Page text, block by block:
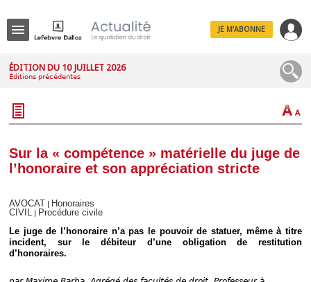
JE M'ABONNE
ÉDITION DU 10 JUILLET 2026
Éditions précédentes
Sur la « compétence » matérielle du juge de
l’honoraire et son appréciation stricte
AVOCAT
Honoraires
CIVIL
Procédure civile
Le juge de l’honoraire n’a pas le pouvoir de statuer, même à titre
incident, sur le débiteur d’une obligation de restitution
d’honoraires.